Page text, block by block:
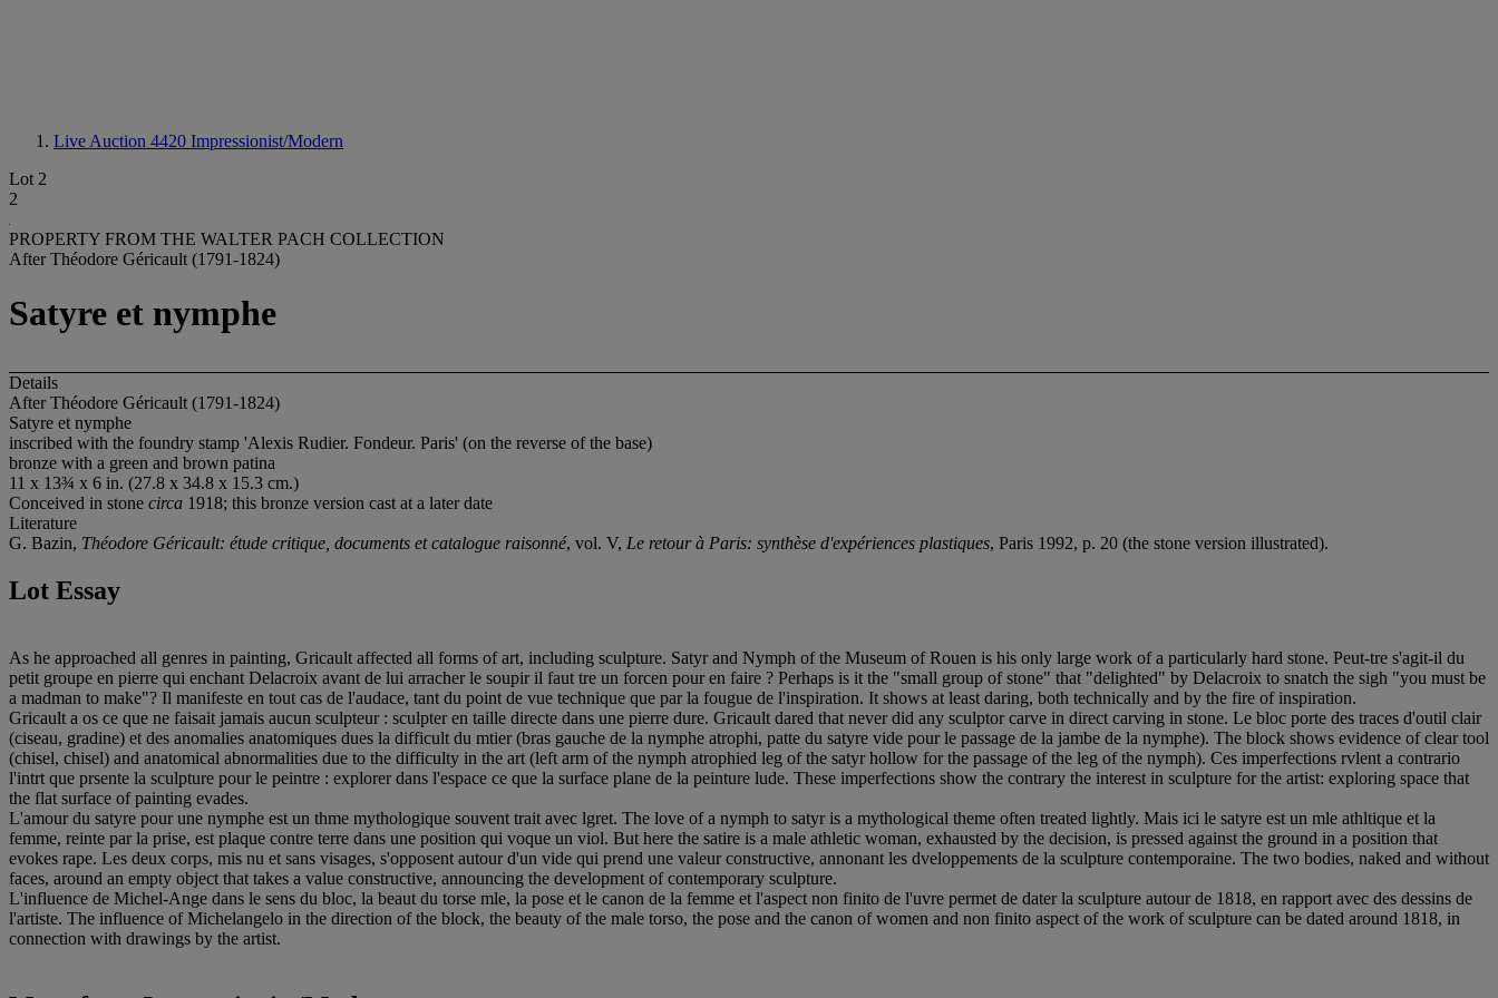
Live Auction 4420 Impressionist/Modern
Lot 2
2
PROPERTY FROM THE WALTER PACH COLLECTION
After Théodore Géricault (1791-1824)
Satyre et nymphe
Details
After Théodore Géricault (1791-1824)
Satyre et nymphe
inscribed with the foundry stamp 'Alexis Rudier. Fondeur. Paris' (on the reverse of the base)
bronze with a green and brown patina
11 x 13¾ x 6 in. (27.8 x 34.8 x 15.3 cm.)
Conceived in stone circa 1918; this bronze version cast at a later date
Literature
G. Bazin, Théodore Géricault: étude critique, documents et catalogue raisonné, vol. V, Le retour à Paris: synthèse d'expériences plastiques, Paris 1992, p. 20 (the stone version illustrated).
Lot Essay
As he approached all genres in painting, Gricault affected all forms of art, including sculpture. Satyr and Nymph of the Museum of Rouen is his only large work of a particularly hard stone. Peut-tre s'agit-il du
petit groupe en pierre qui enchant Delacroix avant de lui arracher le soupir il faut tre un forcen pour en faire ? Perhaps is it the "small group of stone" that "delighted" by Delacroix to snatch the sigh "you must be
a madman to make"? Il manifeste en tout cas de l'audace, tant du point de vue technique que par la fougue de l'inspiration. It shows at least daring, both technically and by the fire of inspiration.
Gricault a os ce que ne faisait jamais aucun sculpteur : sculpter en taille directe dans une pierre dure. Gricault dared that never did any sculptor carve in direct carving in stone. Le bloc porte des traces d'outil clair
(ciseau, gradine) et des anomalies anatomiques dues la difficult du mtier (bras gauche de la nymphe atrophi, patte du satyre vide pour le passage de la jambe de la nymphe). The block shows evidence of clear tool
(chisel, chisel) and anatomical abnormalities due to the difficulty in the art (left arm of the nymph atrophied leg of the satyr hollow for the passage of the leg of the nymph). Ces imperfections rvlent a contrario
l'intrt que prsente la sculpture pour le peintre : explorer dans l'espace ce que la surface plane de la peinture lude. These imperfections show the contrary the interest in sculpture for the artist: exploring space that
the flat surface of painting evades.
L'amour du satyre pour une nymphe est un thme mythologique souvent trait avec lgret. The love of a nymph to satyr is a mythological theme often treated lightly. Mais ici le satyre est un mle athltique et la
femme, reinte par la prise, est plaque contre terre dans une position qui voque un viol. But here the satire is a male athletic woman, exhausted by the decision, is pressed against the ground in a position that
evokes rape. Les deux corps, mis nu et sans visages, s'opposent autour d'un vide qui prend une valeur constructive, annonant les dveloppements de la sculpture contemporaine. The two bodies, naked and without
faces, around an empty object that takes a value constructive, announcing the development of contemporary sculpture.
L'influence de Michel-Ange dans le sens du bloc, la beaut du torse mle, la pose et le canon de la femme et l'aspect non finito de l'uvre permet de dater la sculpture autour de 1818, en rapport avec des dessins de
l'artiste. The influence of Michelangelo in the direction of the block, the beauty of the male torso, the pose and the canon of women and non finito aspect of the work of sculpture can be dated around 1818, in
connection with drawings by the artist.